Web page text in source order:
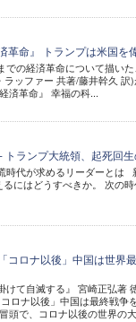
革命』 トランプは米国を
での経済革命について描い
ッファー 共著/藤井幹久
済革命』 幸福の科...
ランプ大統領、起死回
代が求めるリーダーとは
にはどうすべきか。 次の
コロナ以後」中国は世界
て自滅する』 宮崎正弘著
ロナ以後」中国は最終戦
頭で、コロナ以後の世界の